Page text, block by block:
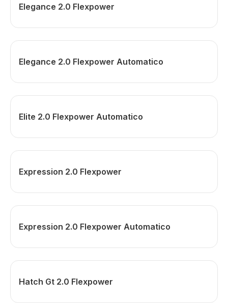
Elegance 2.0 Flexpower
Elegance 2.0 Flexpower Automatico
Elite 2.0 Flexpower Automatico
Expression 2.0 Flexpower
Expression 2.0 Flexpower Automatico
Hatch Gt 2.0 Flexpower